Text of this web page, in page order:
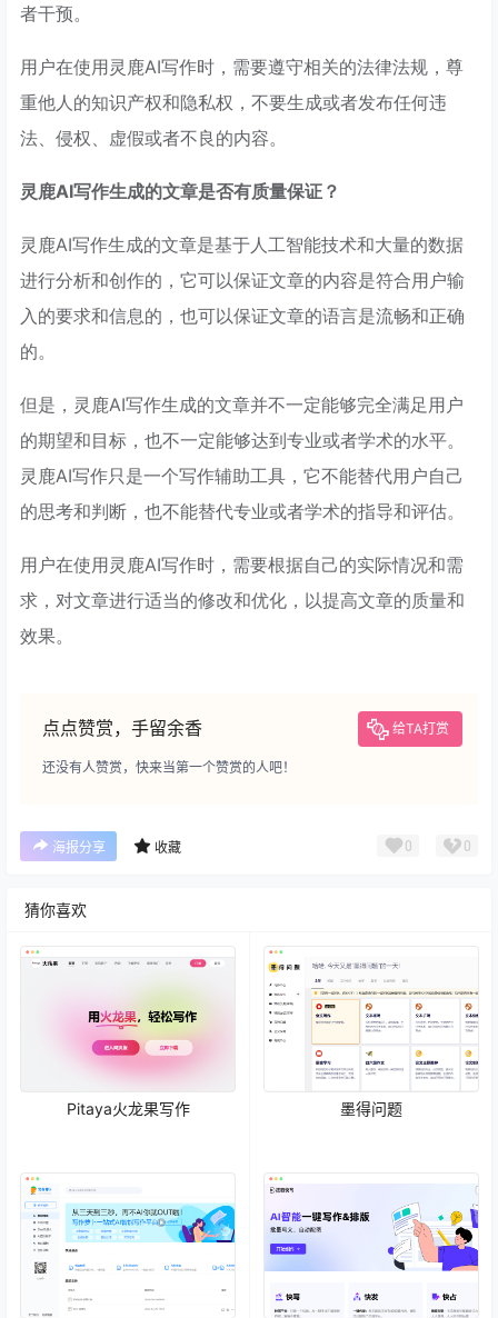
者干预。
用户在使用灵鹿AI写作时，需要遵守相关的法律法规，尊
重他人的知识产权和隐私权，不要生成或者发布任何违
法、侵权、虚假或者不良的内容。
灵鹿AI写作生成的文章是否有质量保证？
灵鹿AI写作生成的文章是基于人工智能技术和大量的数据
进行分析和创作的，它可以保证文章的内容是符合用户输
入的要求和信息的，也可以保证文章的语言是流畅和正确
的。
但是，灵鹿AI写作生成的文章并不一定能够完全满足用户
的期望和目标，也不一定能够达到专业或者学术的水平。
灵鹿AI写作只是一个写作辅助工具，它不能替代用户自己
的思考和判断，也不能替代专业或者学术的指导和评估。
用户在使用灵鹿AI写作时，需要根据自己的实际情况和需
求，对文章进行适当的修改和优化，以提高文章的质量和
效果。
点点赞赏，手留余香 给TA打赏
还没有人赞赏，快来当第一个赞赏的人吧！
海报分享 收藏 0 0
猜你喜欢
Pitaya火龙果写作 墨得问题